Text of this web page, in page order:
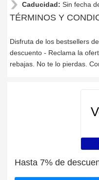
Caducidad: Sin fecha
TÉRMINOS Y
Disfruta de los bestsellers
descuento - Reclama la
rebajas. No te lo pierdas.
Hasta 7% de